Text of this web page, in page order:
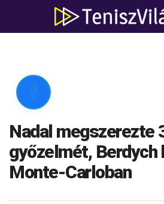

Nadal megszerezte
győzelmét,
Monte-Carloban